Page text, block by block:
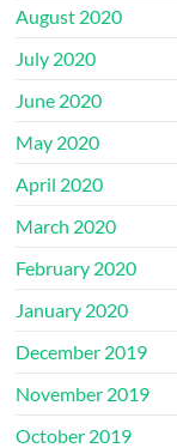
August 2020
July 2020
June 2020
May 2020
April 2020
March 2020
February 2020
January 2020
December 2019
November 2019
October 2019